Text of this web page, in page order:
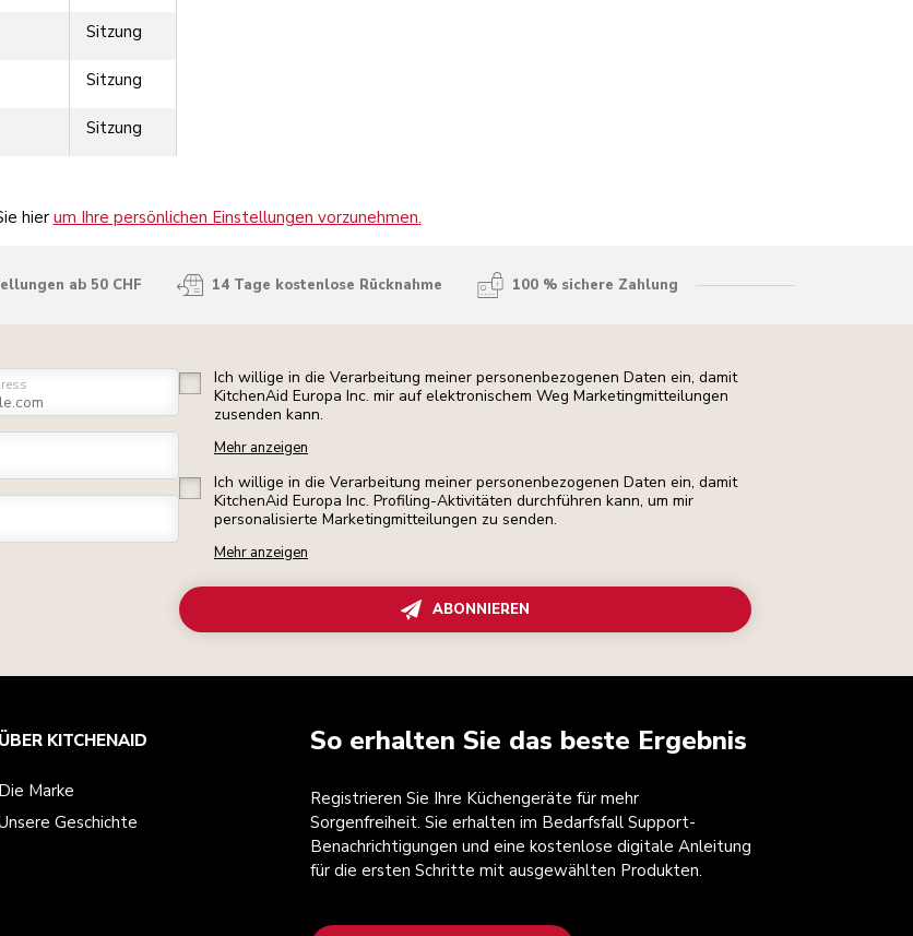
Sitzung
Sitzung
Sitzung
hier um Ihre persönlichen Einstellungen vorzunehmen.
ab 50 CHF 14 Tage kostenlose Rücknahme 100 % sichere Zahlung
Ich willige in die Verarbeitung meiner personenbezogenen Daten ein, damit
KitchenAid Europa Inc. mir auf elektronischem Weg Marketingmitteilungen
zusenden kann.
Mehr anzeigen
Ich willige in die Verarbeitung meiner personenbezogenen Daten ein, damit
KitchenAid Europa Inc. Profiling-Aktivitäten durchführen kann, um mir
personalisierte Marketingmitteilungen zu senden.
Mehr anzeigen
ABONNIEREN
So erhalten Sie das beste Ergebnis
Registrieren Sie Ihre Küchengeräte für mehr
Sorgenfreiheit. Sie erhalten im Bedarfsfall Support-
Benachrichtigungen und eine kostenlose digitale Anleitung
für die ersten Schritte mit ausgewählten Produkten.
ÜBER KITCHENAID
Die Marke
Geschichte